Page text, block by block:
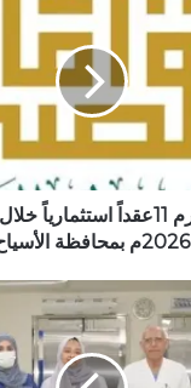
ا
ل
و
ي
ب
أمانة القصيم تُبرم 11عقداً
2026م بمحافظة الأسياح